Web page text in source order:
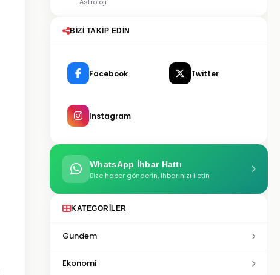
BIZI TAKIP EDIN
Facebook Twitter
Instagram
WhatsApp İhbar Hattı
Bize haber gönderin, ihbarınızı iletin
KATEGORILER
Gundem
Ekonomi